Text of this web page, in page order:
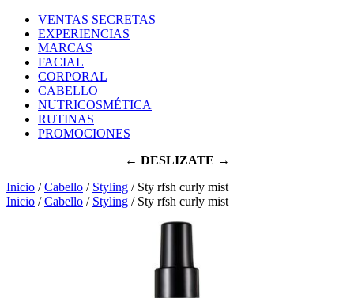
VENTAS SECRETAS
EXPERIENCIAS
MARCAS
FACIAL
CORPORAL
CABELLO
NUTRICOSMÉTICA
RUTINAS
PROMOCIONES
← DESLIZATE →
Inicio /Cabello / Styling / Sty rfsh curly mist
Inicio /Cabello / Styling / Sty rfsh curly mist